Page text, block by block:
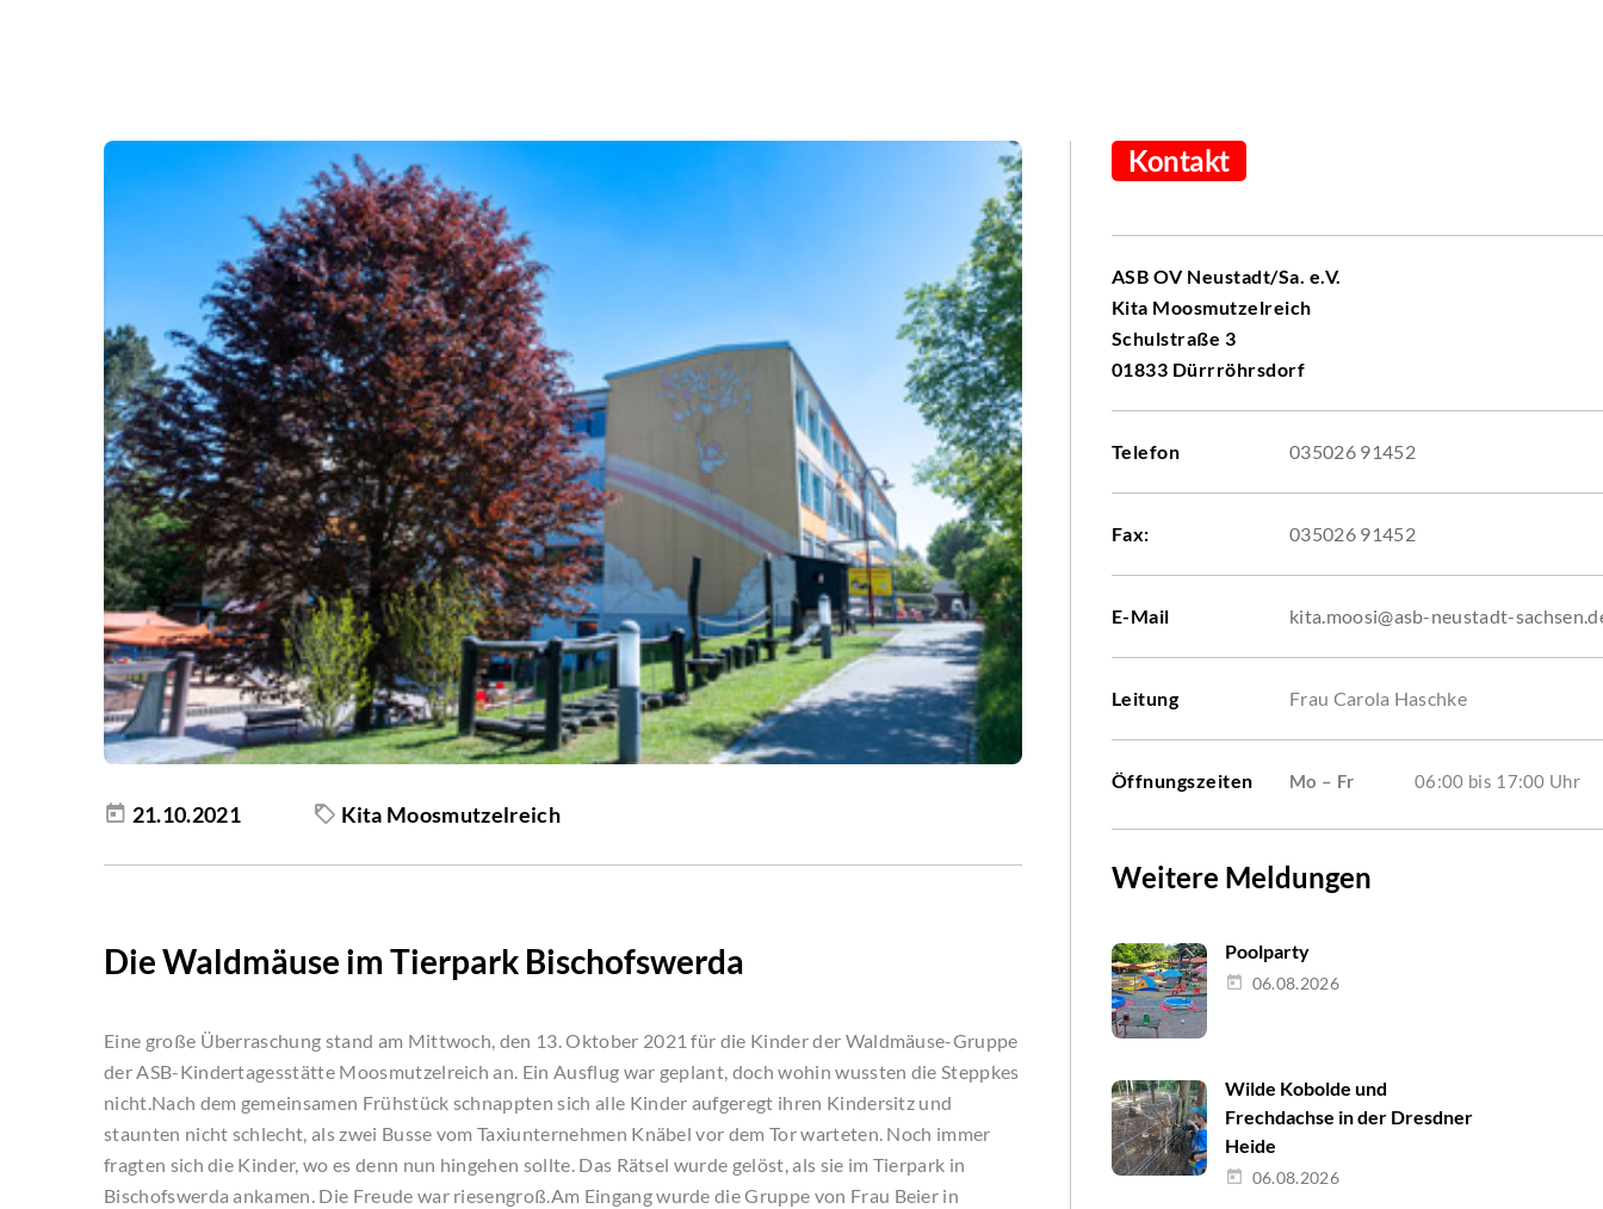
Kontakt
ASB OV Neustadt/Sa. e.V.
Kita Moosmutzelreich
Schulstraße 3
01833 Dürrröhrsdorf
Telefon 035026 91452
Fax: 035026 91452
E-Mail kita.moosi@asb-neustadt-
Leitung Frau Carola Haschke
Öffnungszeiten Mo – Fr 06:00 bis 17:00 Uhr
Weitere Meldungen
Poolparty
06.08.2026
Wilde Kobolde und
Frechdachse in der Dresdner
Heide
06.08.2026
21.10.2021 Kita Moosmutzelreich
Die Waldmäuse im Tierpark Bischofswerda
Eine große Überraschung stand am Mittwoch, den 13. Oktober 2021 für die Kinder der Waldmäuse-Gruppe
der ASB-Kindertagesstätte Moosmutzelreich an. Ein Ausflug war geplant, doch wohin wussten die Steppkes
nicht.Nach dem gemeinsamen Frühstück schnappten sich alle Kinder aufgeregt ihren Kindersitz und
staunten nicht schlecht, als zwei Busse vom Taxiunternehmen Knäbel vor dem Tor warteten. Noch immer
fragten sich die Kinder, wo es denn nun hingehen sollte. Das Rätsel wurde gelöst, als sie im Tierpark in
Bischofswerda ankamen. Die Freude war riesengroß.Am Eingang wurde die Gruppe von Frau Beier in